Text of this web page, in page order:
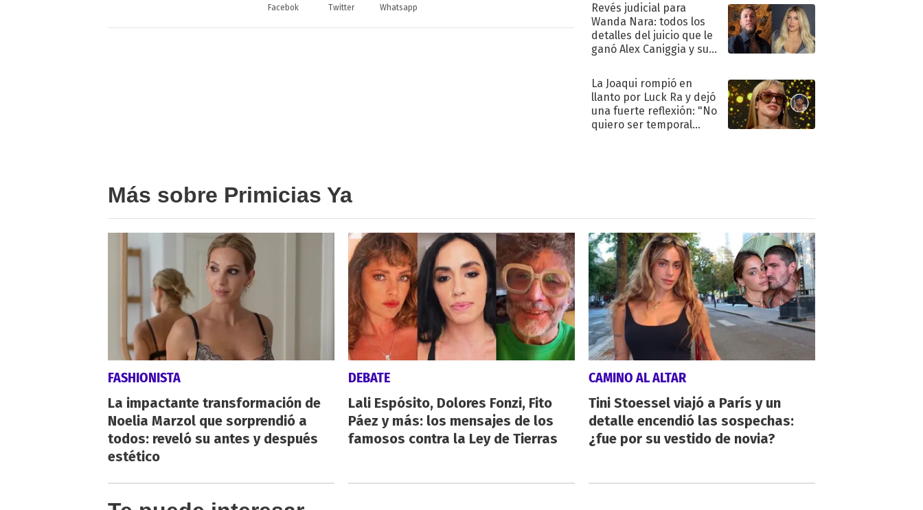
Facebok Twitter Whatsapp
Revés judicial para
Wanda Nara: todos los
detalles del juicio que le
ganó Alex Caniggia y sus
La Joaqui rompió en
llanto por Luck Ra y dejó
una fuerte reflexión: "No
quiero ser temporal
Más sobre Primicias Ya
FASHIONISTA
La impactante transformación de
Noelia Marzol que sorprendió a
todos: reveló su antes y después
estético
DEBATE
Lali Espósito, Dolores Fonzi, Fito
Páez y más: los mensajes de los
famosos contra la Ley de Tierras
CAMINO AL ALTAR
Tini Stoessel viajó a París y un
detalle encendió las sospechas:
¿fue por su vestido de novia?